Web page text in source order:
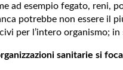
ad esempio fegato, reni,
potrebbe non essere il
per l’intero organismo;
sanitarie si